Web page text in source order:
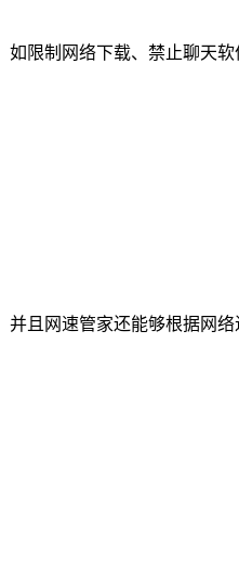
限制网络下载、禁止聊天
且网速管家还能够根据网络